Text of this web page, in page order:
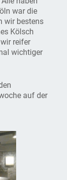
war die
wir bestens
Kölsch
reifer
wichtiger
auf der